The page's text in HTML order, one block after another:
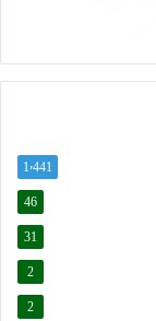
1٬441
46
31
2
2